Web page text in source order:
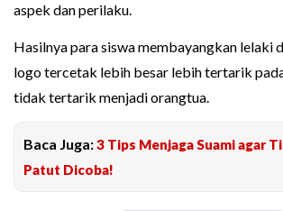
aspek dan perilaku.
Hasilnya para siswa membayangkan lelaki
logo tercetak lebih besar lebih tertarik
tidak tertarik menjadi orangtua.
Baca Juga:3 Tips Menjaga Suami agar
Patut Dicoba!